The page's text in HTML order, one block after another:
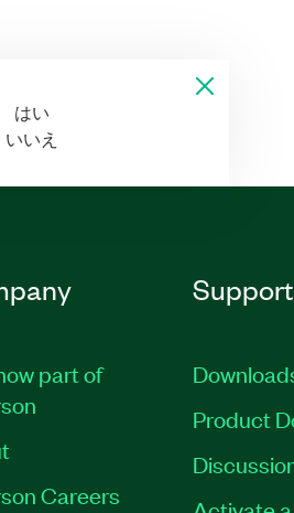
はい
いいえ
part of
Careers
Support
Product